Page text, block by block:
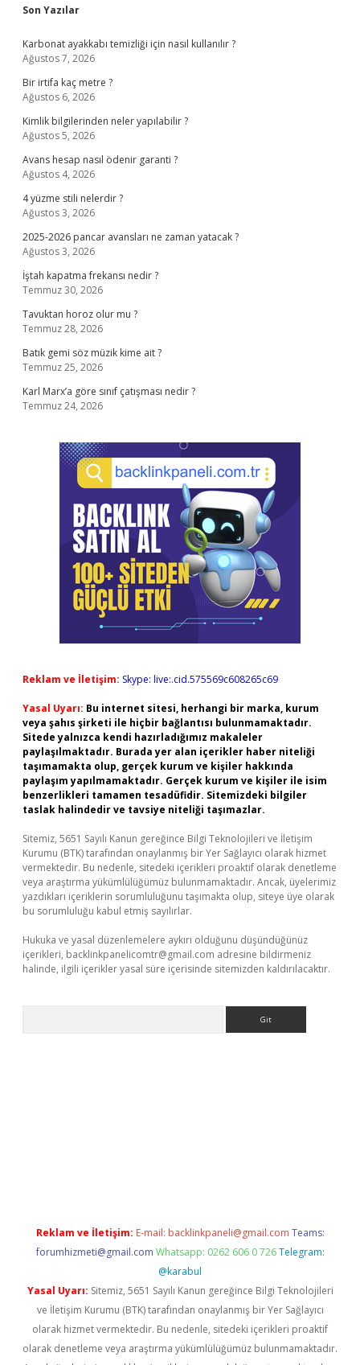
Sidebar
Son Yazılar
Karbonat ayakkabı temizliği için nasıl kullanılır ?
Ağustos 7, 2026
Bir irtifa kaç metre ?
Ağustos 6, 2026
Kimlik bilgilerinden neler yapılabilir ?
Ağustos 5, 2026
Avans hesap nasıl ödenir garanti ?
Ağustos 4, 2026
4 yüzme stili nelerdir ?
Ağustos 3, 2026
2025-2026 pancar avansları ne zaman yatacak ?
Ağustos 3, 2026
İştah kapatma frekansı nedir ?
Temmuz 30, 2026
Tavuktan horoz olur mu ?
Temmuz 28, 2026
Batık gemi söz müzik kime ait ?
Temmuz 25, 2026
Karl Marx’a göre sınıf çatışması nedir ?
Temmuz 24, 2026
Reklam ve İletişim: Skype: live:.cid.575569c608265c69
Yasal Uyarı: Bu internet sitesi, herhangi bir marka, kurum
veya şahıs şirketi ile hiçbir bağlantısı bulunmamaktadır.
Sitede yalnızca kendi hazırladığımız makaleler
paylaşılmaktadır. Burada yer alan içerikler haber niteliği
taşımamakta olup, gerçek kurum ve kişiler hakkında
paylaşım yapılmamaktadır. Gerçek kurum ve kişiler ile isim
benzerlikleri tamamen tesadüfidir. Sitemizdeki bilgiler
taslak halindedir ve tavsiye niteliği taşımazlar.
Sitemiz, 5651 Sayılı Kanun gereğince Bilgi Teknolojileri ve İletişim
Kurumu (BTK) tarafından onaylanmış bir Yer Sağlayıcı olarak hizmet
vermektedir. Bu nedenle, sitedeki içerikleri proaktif olarak denetleme
veya araştırma yükümlülüğümüz bulunmamaktadır. Ancak, üyelerimiz
yazdıkları içeriklerin sorumluluğunu taşımakta olup, siteye üye olarak
bu sorumluluğu kabul etmiş sayılırlar.
Hukuka ve yasal düzenlemelere aykırı olduğunu düşündüğünüz
içerikleri, backlinkpanelicomtr@gmail.com adresine bildirmeniz
halinde, ilgili içerikler yasal süre içerisinde sitemizden kaldırılacaktır.
Reklam ve İletişim: E-mail: backlinkpaneli@gmail.com Teams:
forumhizmeti@gmail.com Whatsapp: 0262 606 0 726 Telegram:
@karabul
Yasal Uyarı: Sitemiz, 5651 Sayılı Kanun gereğince Bilgi Teknolojileri
ve İletişim Kurumu (BTK) tarafından onaylanmış bir Yer Sağlayıcı
olarak hizmet vermektedir. Bu nedenle, sitedeki içerikleri proaktif
olarak denetleme veya araştırma yükümlülüğümüz bulunmamaktadır.